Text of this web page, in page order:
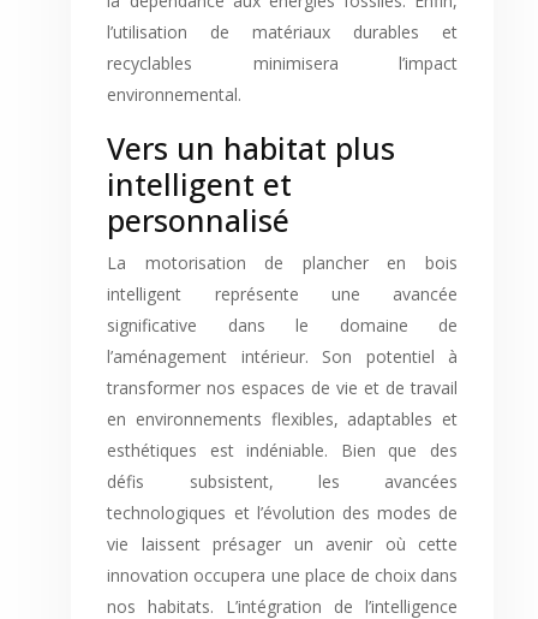
l’utilisation de matériaux durables et
recyclables minimisera l’impact
environnemental.
Vers un habitat plus
intelligent et
personnalisé
La motorisation de plancher en bois
intelligent représente une avancée
significative dans le domaine de
l’aménagement intérieur. Son potentiel à
transformer nos espaces de vie et de travail
en environnements flexibles, adaptables et
esthétiques est indéniable. Bien que des
défis subsistent, les avancées
technologiques et l’évolution des modes de
vie laissent présager un avenir où cette
innovation occupera une place de choix dans
nos habitats. L’intégration de l’intelligence